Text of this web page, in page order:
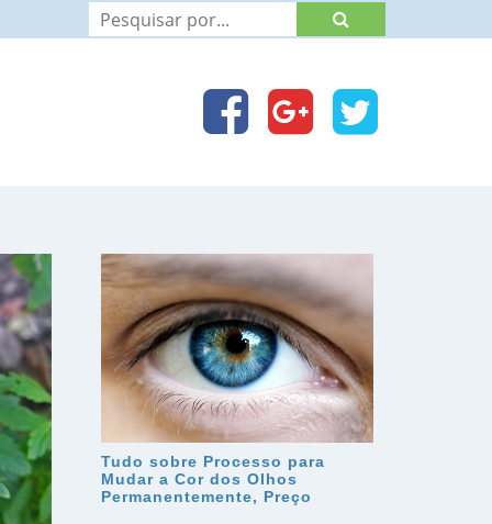
Tudo sobre Processo para
Mudar a Cor dos Olhos
Permanentemente, Preço